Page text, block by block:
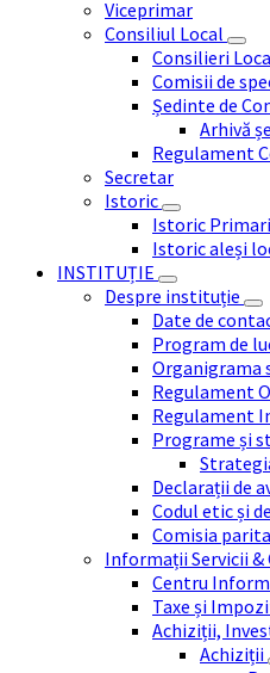
Viceprimar
Consiliul Local
Consilieri
Comisii de
Ședinte de
Arhivă
Regulament
Secretar
Istoric
Istoric Primari
Istoric aleși
INSTITUȚIE
Despre instituție
Date de
Program de
Organigrama
Regulament
Regulament
Programe și
Declarații de
Codul etic și
Comisia
Informații Servicii
Centru
Taxe și
Achiziții,
Achiziții